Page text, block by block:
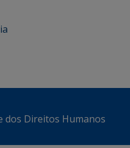
dos Direitos Humanos